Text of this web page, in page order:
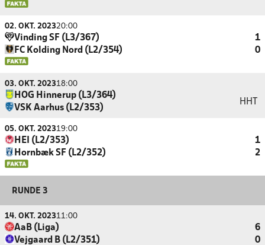
02. OKT. 202320:00
Vinding SF (L3/367)
1
FC Kolding Nord (L2/354)
0
03. OKT. 202318:00
HOG Hinnerup (L3/364)
VSK Aarhus (L2/353)
HHT
05. OKT. 202319:00
HEI (L2/353)
1
Hornbæk SF (L2/352)
2
RUNDE 3
14. OKT. 202311:00
AaB (Liga)
6
Vejgaard B (L2/351)
0